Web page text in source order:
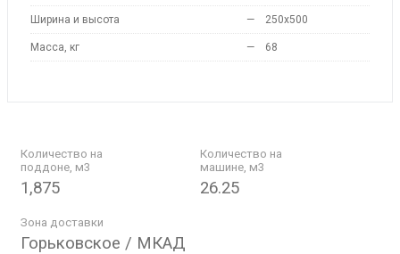
Ширина и высота — 250x500
Масса, кг — 68
Количество на
поддоне, м3
1,875
Количество на
машине, м3
26.25
Зона доставки
Горьковское / МКАД